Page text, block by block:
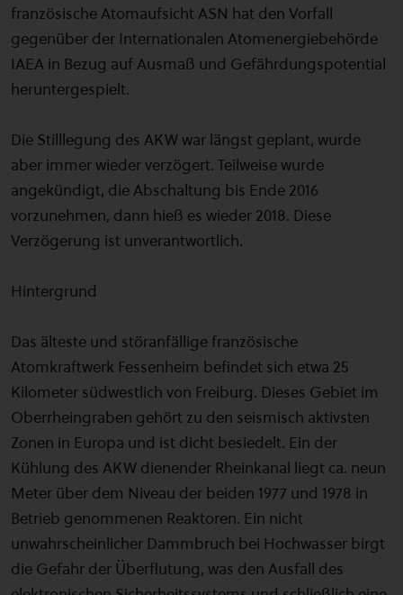
französische Atomaufsicht ASN hat den Vorfall
gegenüber der Internationalen Atomenergiebehörde
IAEA in Bezug auf Ausmaß und Gefährdungspotential
heruntergespielt.
Die Stilllegung des AKW war längst geplant, wurde
aber immer wieder verzögert. Teilweise wurde
angekündigt, die Abschaltung bis Ende 2016
vorzunehmen, dann hieß es wieder 2018. Diese
Verzögerung ist unverantwortlich.
Hintergrund
Das älteste und störanfällige französische
Atomkraftwerk Fessenheim befindet sich etwa 25
Kilometer südwestlich von Freiburg. Dieses Gebiet im
Oberrheingraben gehört zu den seismisch aktivsten
Zonen in Europa und ist dicht besiedelt. Ein der
Kühlung des AKW dienender Rheinkanal liegt ca. neun
Meter über dem Niveau der beiden 1977 und 1978 in
Betrieb genommenen Reaktoren. Ein nicht
unwahrscheinlicher Dammbruch bei Hochwasser birgt
die Gefahr der Überflutung, was den Ausfall des